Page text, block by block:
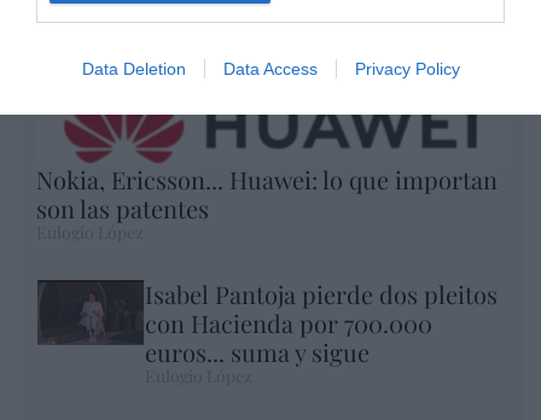
Data Deletion Data Access Privacy Policy
Nokia, Ericsson... Huawei: lo que importan
son las patentes
Isabel Pantoja pierde dos pleitos
con Hacienda por 700.000
euros... suma y sigue